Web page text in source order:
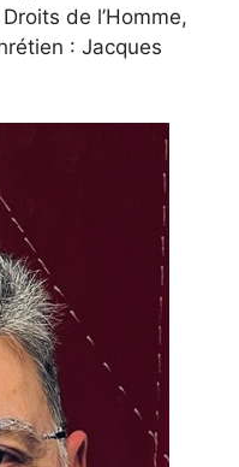
de l’Homme,
: Jacques